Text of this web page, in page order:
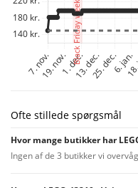
Ofte stillede spørgsmål
Hvor mange butikker har
Ingen af de 3 butikker vi